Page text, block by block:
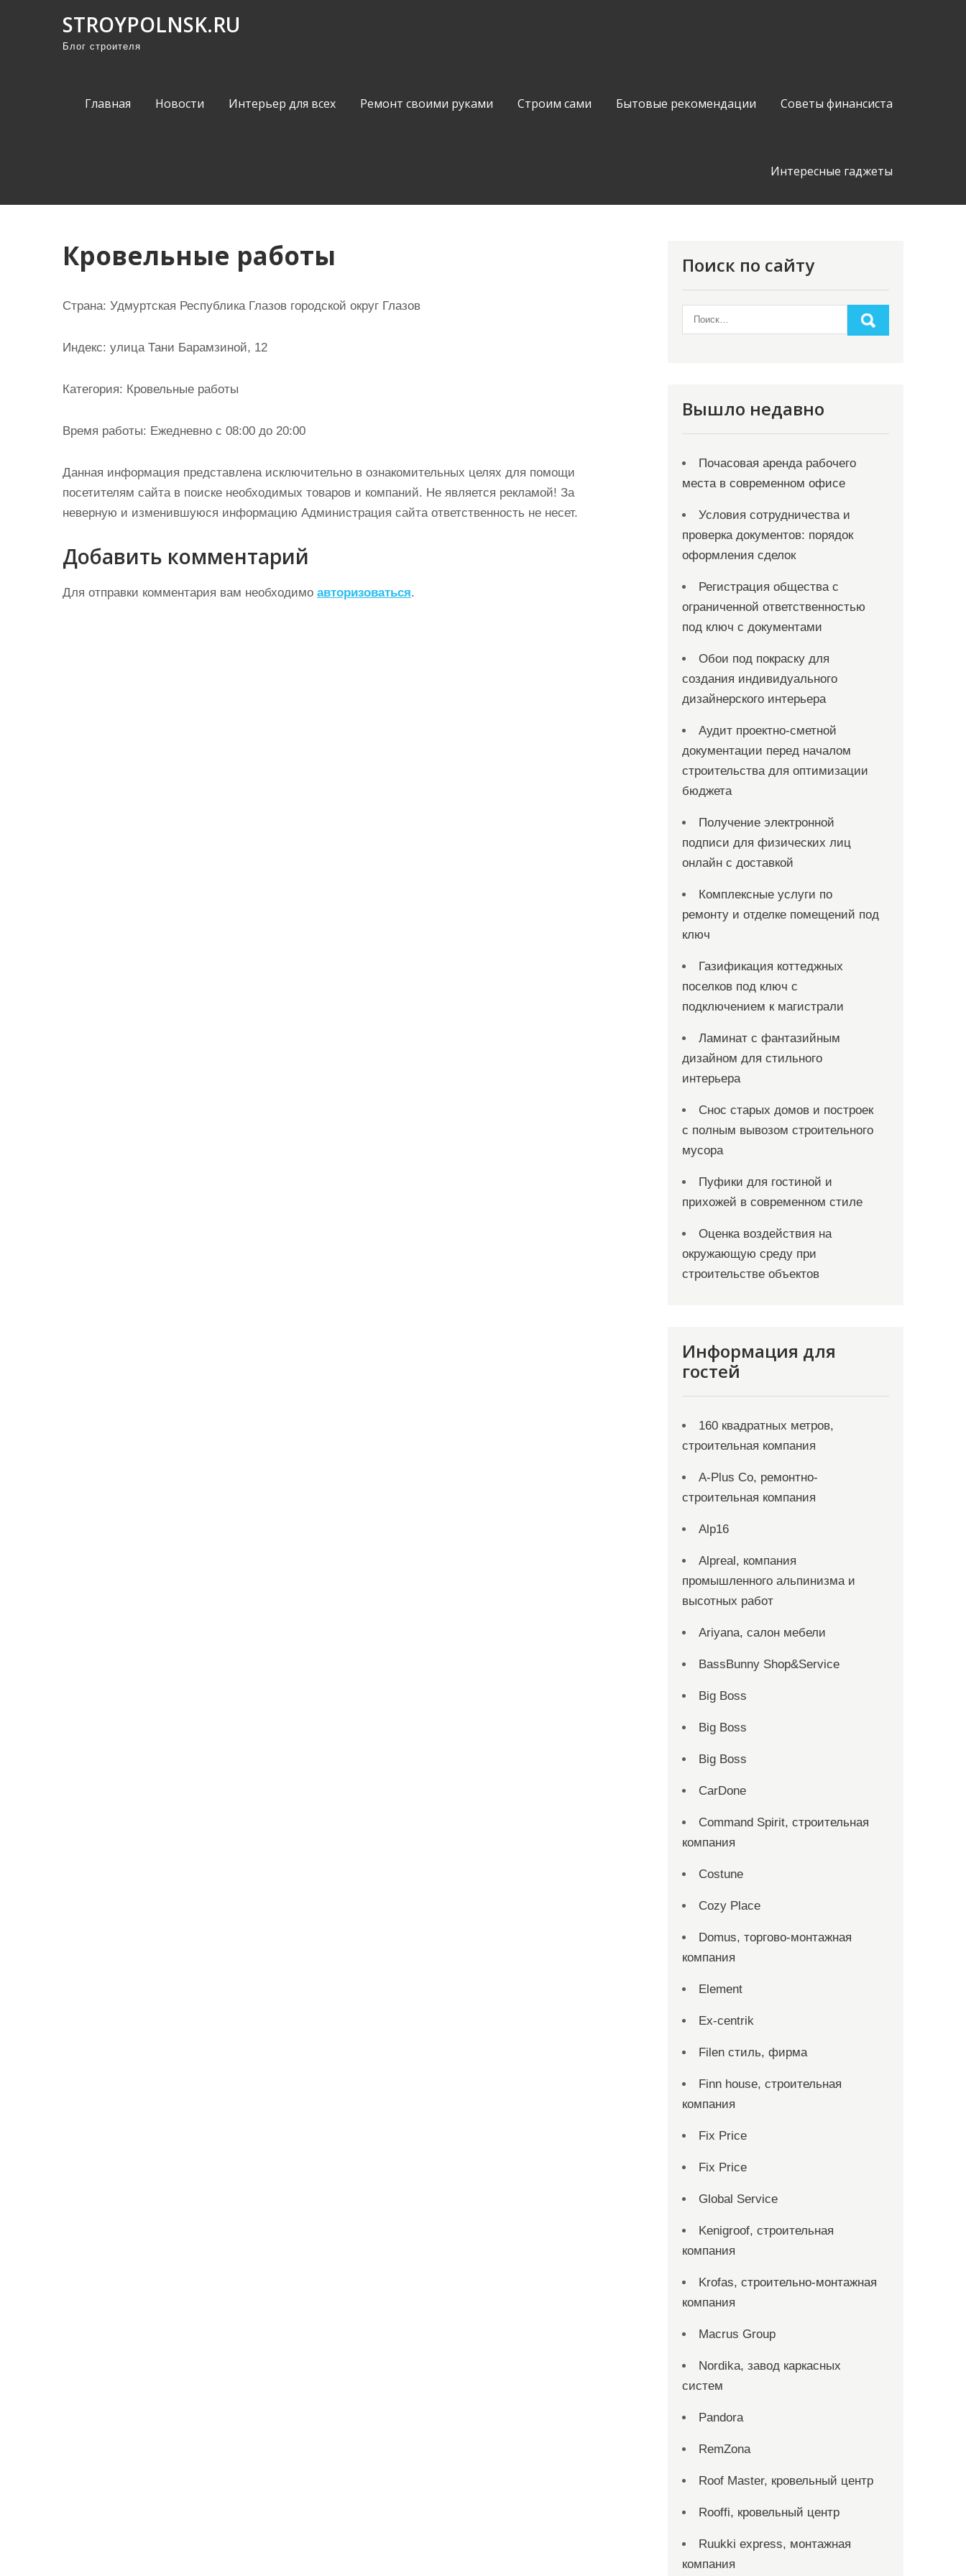
STROYPOLNSK.RU
Блог строителя
Главная Новости Интерьер для всех Ремонт своими руками Строим сами Бытовые рекомендации Советы финансиста
Интересные гаджеты
Кровельные работы
Страна: Удмуртская Республика Глазов городской округ Глазов
Индекс: улица Тани Барамзиной, 12
Категория: Кровельные работы
Время работы: Ежедневно с 08:00 до 20:00
Данная информация представлена исключительно в ознакомительных целях для помощи
посетителям сайта в поиске необходимых товаров и компаний. Не является рекламой! За
неверную и изменившуюся информацию Администрация сайта ответственность не несет.
Добавить комментарий
Для отправки комментария вам необходимо авторизоваться.
Поиск по сайту
Вышло недавно
Почасовая аренда рабочего
места в современном офисе
Условия сотрудничества и
проверка документов: порядок
оформления сделок
Регистрация общества с
ограниченной ответственностью
под ключ с документами
Обои под покраску для
создания индивидуального
дизайнерского интерьера
Аудит проектно-сметной
документации перед началом
строительства для оптимизации
бюджета
Получение электронной
подписи для физических лиц
онлайн с доставкой
Комплексные услуги по
ремонту и отделке помещений под
ключ
Газификация коттеджных
поселков под ключ с
подключением к магистрали
Ламинат с фантазийным
дизайном для стильного
интерьера
Снос старых домов и построек
с полным вывозом строительного
мусора
Пуфики для гостиной и
прихожей в современном стиле
Оценка воздействия на
окружающую среду при
строительстве объектов
Информация для
гостей
160 квадратных метров,
строительная компания
A-Plus Co, ремонтно-
строительная компания
Alp16
Alpreal, компания
промышленного альпинизма и
высотных работ
Ariyana, салон мебели
BassBunny Shop&Service
Big Boss
Big Boss
Big Boss
CarDone
Command Spirit, строительная
компания
Costune
Cozy Place
Domus, торгово-монтажная
компания
Element
Ex-centrik
Filen стиль, фирма
Finn house, строительная
компания
Fix Price
Fix Price
Global Service
Kenigroof, строительная
компания
Krofas, строительно-монтажная
компания
Macrus Group
Nordika, завод каркасных
систем
Pandora
RemZona
Roof Master, кровельный центр
Rooffi, кровельный центр
Ruukki express, монтажная
компания